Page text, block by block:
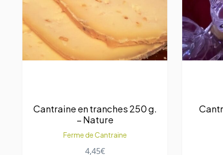
Cantraine en tranches 250 g.
– Nature
Ferme de Cantraine
4,45€